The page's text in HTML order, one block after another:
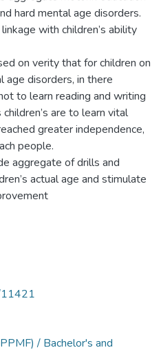
hard mental age disorders.
with children’s ability
on verity that for children on
age disorders, in there
to learn reading and writing
are to learn vital
greater independence,
people.
aggregate of drills and
actual age and stimulate
11421
/ Bachelor's and